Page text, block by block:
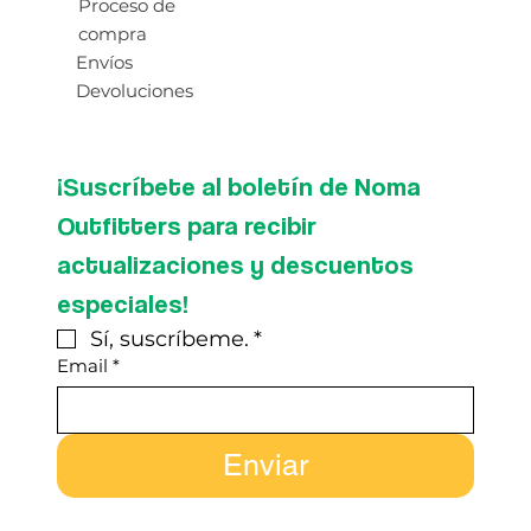
Proceso de
compra
Envíos
Devoluciones
¡Suscríbete al boletín de Noma
Outfitters para recibir
actualizaciones y descuentos
especiales!
Sí, suscríbeme. *
Email *
Enviar